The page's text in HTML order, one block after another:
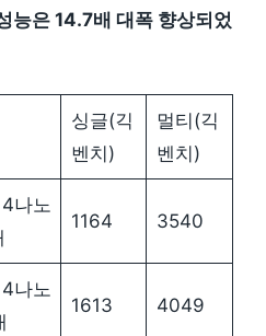
능은 14.7배 대폭 향상되었
싱글(긱
벤치)
멀티(긱
벤치)
나노
1164 3540
나노
1613 4049